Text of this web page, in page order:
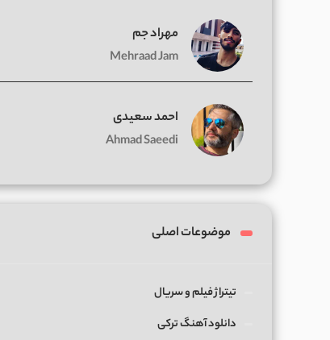
مهراد جم
Mehraad Jam
احمد سعیدی
Ahmad Saeedi
موضوعات اصلی
تیتراژ فیلم و سریال
دانلود آهنگ ترکی